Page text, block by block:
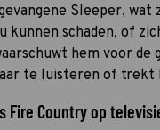
Sleeper,
kunnen schaden, of
hem voor de
te luisteren of trekt
Fire Country op